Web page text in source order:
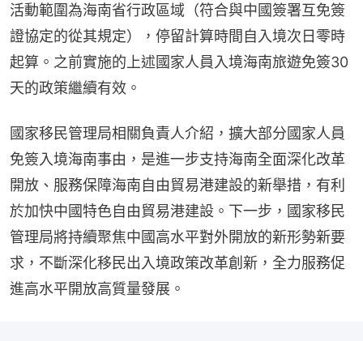
活動範圍為海南省行政區域（符合與中國簽署互免簽
證協定的從其規定），停留計算時間自入境次日零時
起算。之前實施的上述國家人員入境海南旅遊免簽30
天的政策繼續有效。
國家移民管理局相關負責人介紹，擴大部分國家人員
免簽入境海南事由，是進一步支持海南全面深化改革
開放、服務保障海南自由貿易港建設的新舉措，有利
於加快中國特色自由貿易港建設。下一步，國家移民
管理局將持續聚焦中國高水平對外開放的新形勢新要
求，不斷深化移民出入境政策改革創新，全力服務促
進高水平開放高質量發展。